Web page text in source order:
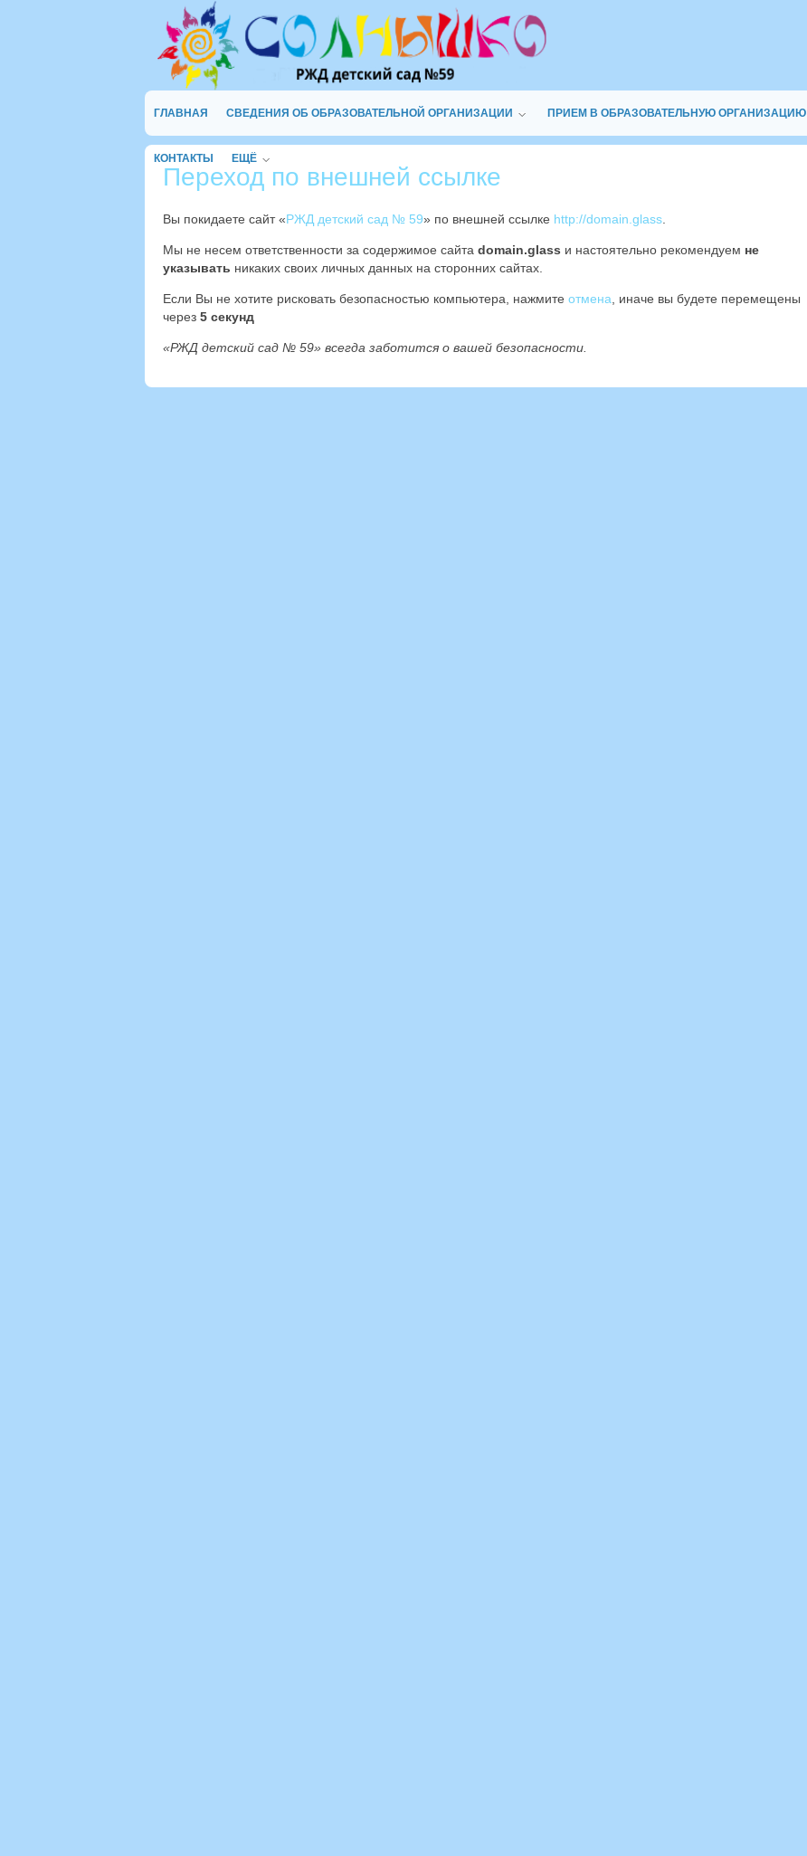
ГЛАВНАЯ СВЕДЕНИЯ ОБ ОБРАЗОВАТЕЛЬНОЙ ОРГАНИЗАЦИИ ПРИЕМ В ОБРАЗОВАТЕЛЬНУЮ ОРГАНИЗАЦИЮ
КОНТАКТЫ ЕЩЁ
Переход по внешней ссылке
Вы покидаете сайт «РЖД детский сад № 59» по внешней ссылке http://domain.glass
Мы не несем ответственности за содержимое сайта domain.glass и настоятельно рекомендуем не
указывать никаких своих личных данных на сторонних сайтах.
Если Вы не хотите рисковать безопасностью компьютера, нажмите отмена , иначе вы будете перемещены
через 4 секунд
«РЖД детский сад № 59» всегда заботится о вашей безопасности.